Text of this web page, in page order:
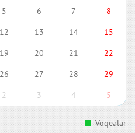
5 6 7
8
12 13 14
15
19 20 21
22
26 27 28
29
2 3 4 5
Voqealar